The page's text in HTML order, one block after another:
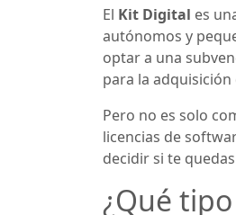
El Kit Digital es
autónomos y
optar a una
para la adquisición
Pero no es solo
licencias de
decidir si te
¿Qué